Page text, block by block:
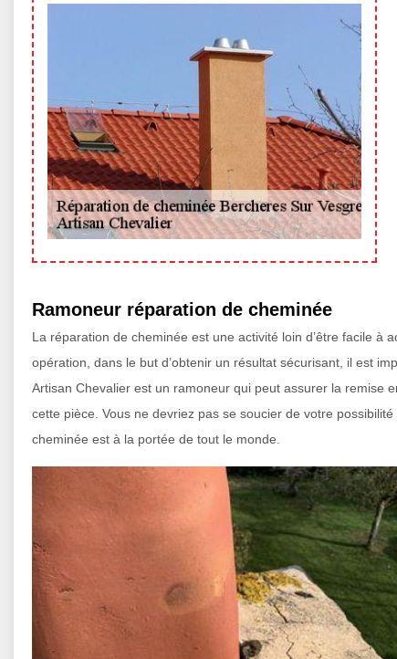
Ramoneur réparation de cheminée
La réparation de cheminée est une activité loin d’être facile à
opération, dans le but d’obtenir un résultat sécurisant, il est
Artisan Chevalier est un ramoneur qui peut assurer la remise
cette pièce. Vous ne devriez pas se soucier de votre
cheminée est à la portée de tout le monde.